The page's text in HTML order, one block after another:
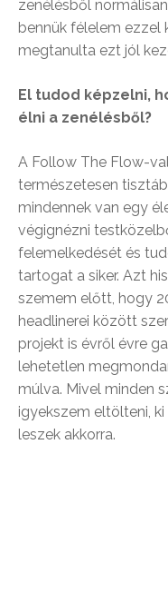
zenélésből
bennük félelem ezzel
megtanulta ezt jól
El tudod képzelni,
élni a zenélésből?
A Follow The Flow-
természetesen
mindennek van egy
végignézni
felemelkedését és
tartogat a siker. Azt
szemem előtt, hogy
headlinerei között
projekt is évről évre
lehetetlen
múlva. Mivel minden
igyekszem eltölteni,
leszek akkorra.